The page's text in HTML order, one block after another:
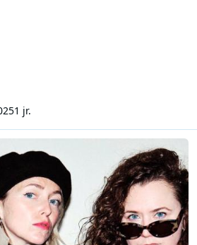
1 jr.
gaan in de podcast Geisha op zoek